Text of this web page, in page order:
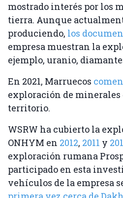
mostrado interés por los
tierra. Aunque
produciendo, los
empresa muestran la
ejemplo, uranio,
En 2021, Marruecos
exploración de minerales
territorio.
WSRW ha cubierto la
ONHYM en 2012, 2011 y
exploración rumana
participado en esta
vehículos de la empresa